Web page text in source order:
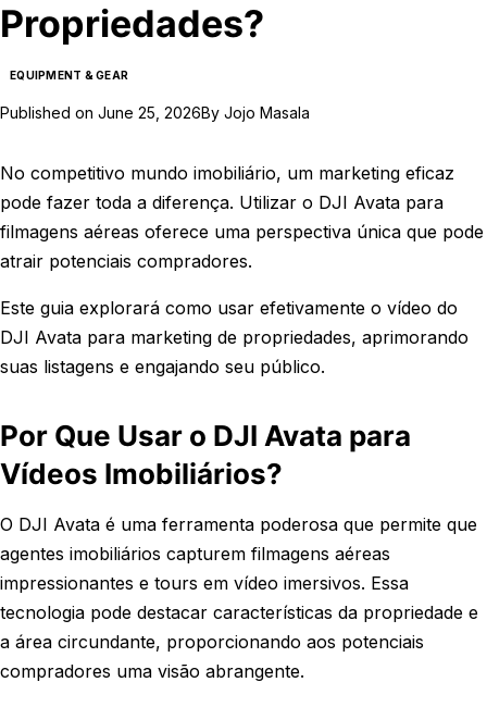
Propriedades?
EQUIPMENT & GEAR
Published on June 25, 2026By Jojo Masala
No competitivo mundo imobiliário, um marketing eficaz
pode fazer toda a diferença. Utilizar o DJI Avata para
filmagens aéreas oferece uma perspectiva única que pode
atrair potenciais compradores.
Este guia explorará como usar efetivamente o vídeo do
DJI Avata para marketing de propriedades, aprimorando
suas listagens e engajando seu público.
Por Que Usar o DJI Avata para
Vídeos Imobiliários?
O DJI Avata é uma ferramenta poderosa que permite que
agentes imobiliários capturem filmagens aéreas
impressionantes e tours em vídeo imersivos. Essa
tecnologia pode destacar características da propriedade e
a área circundante, proporcionando aos potenciais
compradores uma visão abrangente.